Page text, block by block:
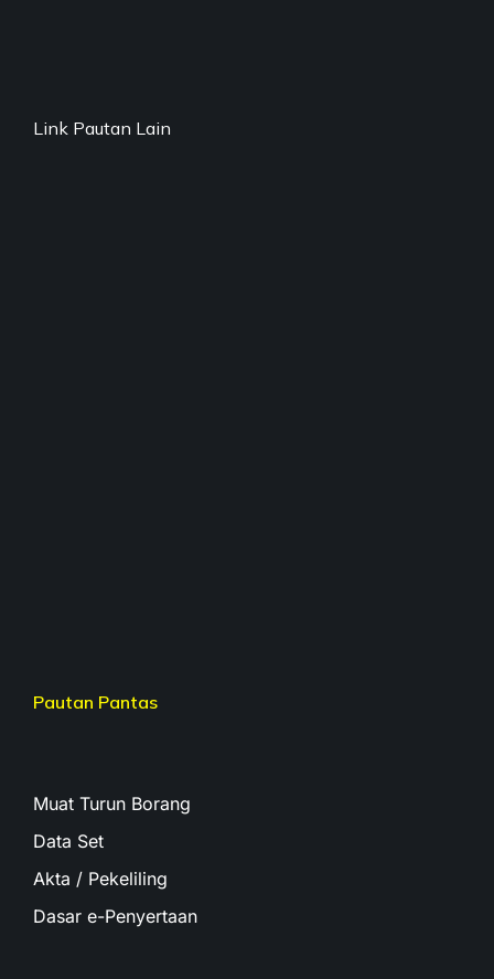
Link Pautan Lain
Pautan Pantas
Muat Turun Borang
Data Set
Akta / Pekeliling
Dasar e-Penyertaan